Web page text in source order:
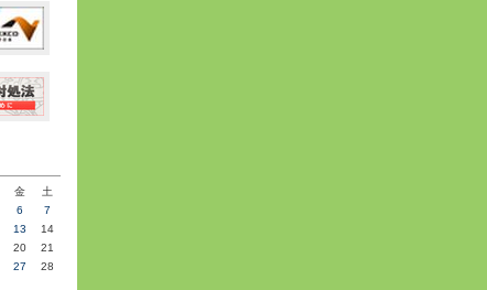
金
土
6
7
13
14
20
21
27
28